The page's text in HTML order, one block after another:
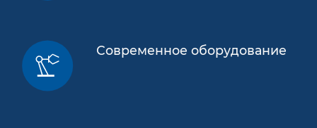
Современное оборудование